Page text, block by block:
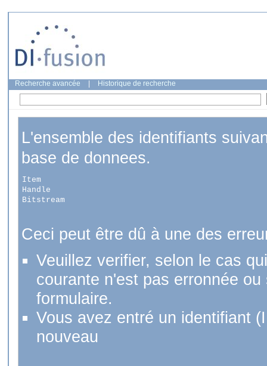
Recherche avancée Historique de recherche
L'ensemble des identifiants
base de donnees.
Item
Handle
Bitstream
Ceci peut être dû à une des
Veuillez verifier, selon le cas
courante n'est pas erronnée
formulaire.
Vous avez entré un identifiant
nouveau